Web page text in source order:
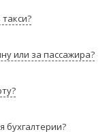
или за пассажира?
бухгалтерии?